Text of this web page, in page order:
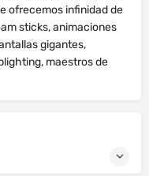
ofrecemos infinidad de
sticks, animaciones
gigantes,
maestros de